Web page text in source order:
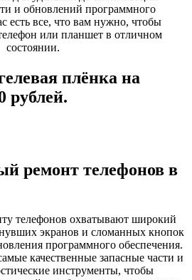
и обновлений программного
есть все, что вам нужно, чтобы
или планшет в отличном
состоянии.
плёнка на
рублей.
ремонт телефонов в
телефонов охватывают широкий
экранов и сломанных кнопок
программного обеспечения.
качественные запасные части и
инструменты, чтобы